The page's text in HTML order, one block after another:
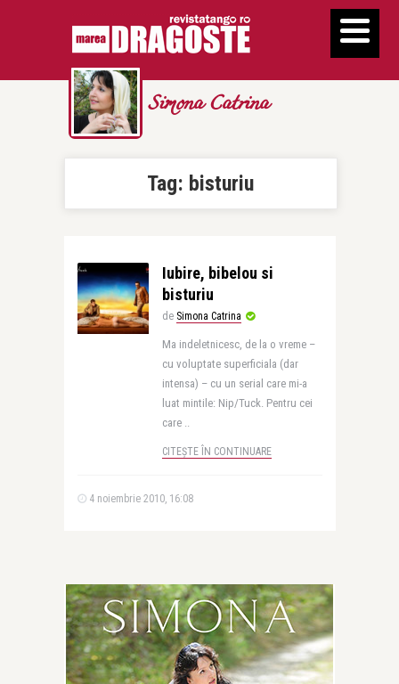
Simona Catrina
Tag: bisturiu
Iubire, bibelou si
bisturiu
de Simona Catrina
Ma indeletnicesc, de la o vreme –
cu voluptate superficiala (dar
intensa) – cu un serial care mi-a
luat mintile: Nip/Tuck. Pentru cei
care ..
CITEȘTE ÎN CONTINUARE
4 noiembrie 2010, 16:08